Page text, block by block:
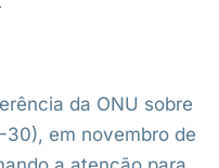
da ONU sobre
30), em novembro de